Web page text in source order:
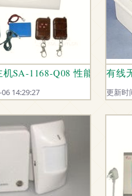
SA-1168-Q08 性能与价格
14:29:27
有线
更新时